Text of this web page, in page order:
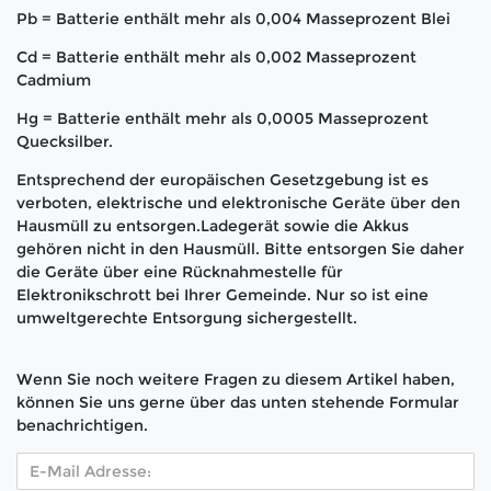
Pb = Batterie enthält mehr als 0,004 Masseprozent Blei
Cd = Batterie enthält mehr als 0,002 Masseprozent
Cadmium
Hg = Batterie enthält mehr als 0,0005 Masseprozent
Quecksilber.
Entsprechend der europäischen Gesetzgebung ist es
verboten, elektrische und elektronische Geräte über den
Hausmüll zu entsorgen.Ladegerät sowie die Akkus
gehören nicht in den Hausmüll. Bitte entsorgen Sie daher
die Geräte über eine Rücknahmestelle für
Elektronikschrott bei Ihrer Gemeinde. Nur so ist eine
umweltgerechte Entsorgung sichergestellt.
Wenn Sie noch weitere Fragen zu diesem Artikel haben,
können Sie uns gerne über das unten stehende Formular
benachrichtigen.